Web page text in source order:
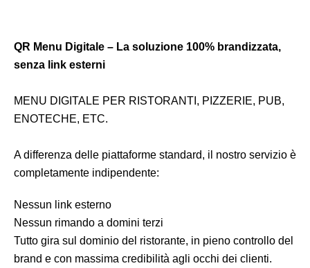
QR Menu Digitale – La soluzione 100% brandizzata,
senza link esterni
MENU DIGITALE PER RISTORANTI, PIZZERIE, PUB,
ENOTECHE, ETC.
A differenza delle piattaforme standard, il nostro servizio è
completamente indipendente:
Nessun link esterno
Nessun rimando a domini terzi
Tutto gira sul dominio del ristorante, in pieno controllo del
brand e con massima credibilità agli occhi dei clienti.